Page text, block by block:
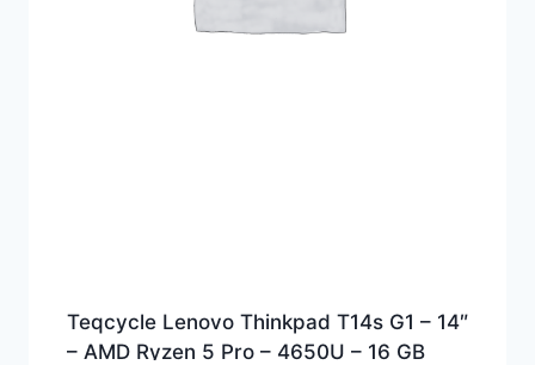
Teqcycle Lenovo Thinkpad T14s G1 – 14″
– AMD Ryzen 5 Pro – 4650U – 16 GB